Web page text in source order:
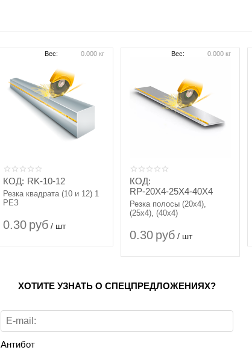
КОД: RK-10-12
Резка квадрата (10 и 12) 1
РЕЗ
0.30 руб / шт
Вес: 0.000 кг
КОД:
RP-20X4-25X4-40X4
Резка полосы (20х4),
(25х4), (40х4)
0.30 руб / шт
Вес: 0.000 кг
ХОТИТЕ УЗНАТЬ О СПЕЦПРЕДЛОЖЕНИЯХ?
Антибот